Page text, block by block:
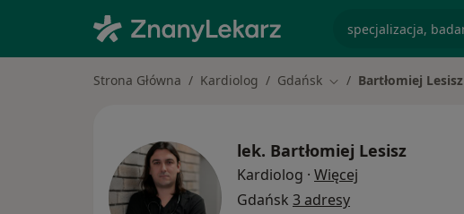
Strona Główna Kardiolog Gdańsk Zmień miasto
Bartłomiej Lesisz
lek. Bartłomiej Lesisz
Kardiolog · Więcej
Gdańsk 3 adresy